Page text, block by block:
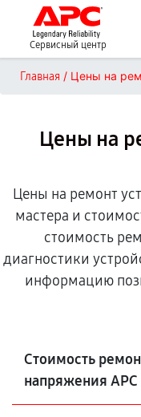
Сервисный центр
Главная / Цены на
Цены на
Цены на ремонт
мастера и
стоимость
диагностики
информацию
Стоимость
напряжения APC